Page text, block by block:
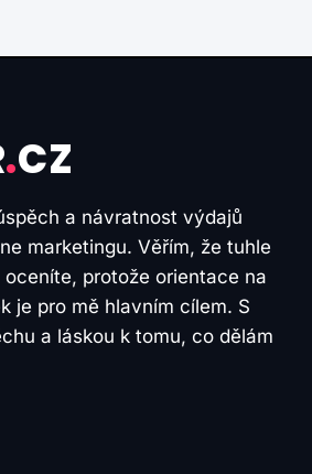
.CZ
a návratnost výdajů
marketingu. Věřím, že tuhle
protože orientace na
je pro mě hlavním cílem. S
a láskou k tomu, co dělám